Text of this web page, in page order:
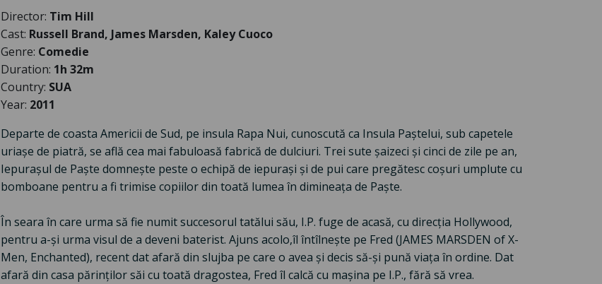
Director: Tim Hill
Cast: Russell Brand, James Marsden, Kaley Cuoco
Genre: Comedie
Duration: 1h 32m
Country: SUA
Year: 2011
Departe de coasta Americii de Sud, pe insula Rapa Nui, cunoscută ca Insula Paștelui, sub capetele
uriașe de piatră, se află cea mai fabuloasă fabrică de dulciuri. Trei sute șaizeci și cinci de zile pe an,
Iepurașul de Paște domnește peste o echipă de iepurași și de pui care pregătesc coșuri umplute cu
bomboane pentru a fi trimise copiilor din toată lumea în dimineața de Paște.
În seara în care urma să fie numit succesorul tatălui său, I.P. fuge de acasă, cu direcția Hollywood,
pentru a-și urma visul de a deveni baterist. Ajuns acolo,îl întîlnește pe Fred (JAMES MARSDEN of X-
Men, Enchanted), recent dat afară din slujba pe care o avea și decis să-și pună viața în ordine. Dat
afară din casa părinților săi cu toată dragostea, Fred îl calcă cu mașina pe I.P., fără să vrea.